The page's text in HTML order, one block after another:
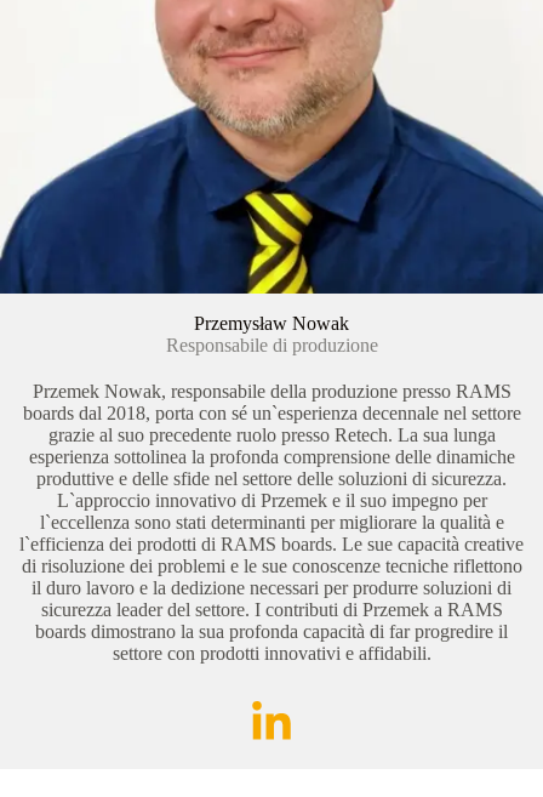
Przemysław Nowak
Responsabile di produzione
Przemek Nowak, responsabile della produzione presso RAMS
boards dal 2018, porta con sé un`esperienza decennale nel settore
grazie al suo precedente ruolo presso Retech. La sua lunga
esperienza sottolinea la profonda comprensione delle dinamiche
produttive e delle sfide nel settore delle soluzioni di sicurezza.
L`approccio innovativo di Przemek e il suo impegno per
l`eccellenza sono stati determinanti per migliorare la qualità e
l`efficienza dei prodotti di RAMS boards. Le sue capacità creative
di risoluzione dei problemi e le sue conoscenze tecniche riflettono
il duro lavoro e la dedizione necessari per produrre soluzioni di
sicurezza leader del settore. I contributi di Przemek a RAMS
boards dimostrano la sua profonda capacità di far progredire il
settore con prodotti innovativi e affidabili.